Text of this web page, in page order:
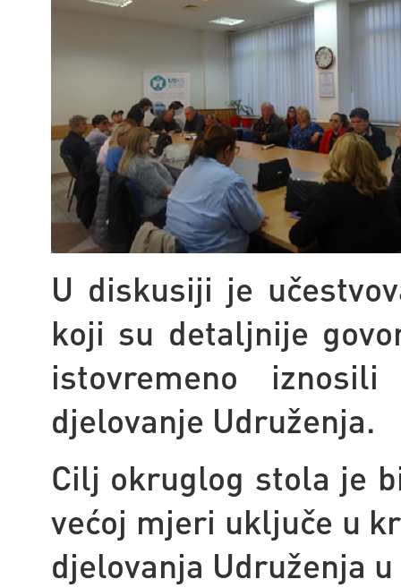
U diskusiji je
koji su detaljnije
istovremeno
djelovanje Udruženja.
Cilj okruglog stola je
većoj mjeri uključe u
djelovanja Udruženja